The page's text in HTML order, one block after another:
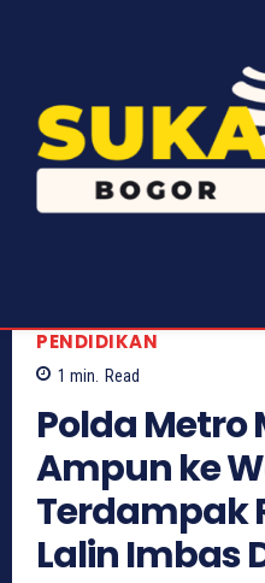
PENDIDIKAN
1 min. Read
Polda Metro
Ampun ke
Terdampak
Lalin Imbas